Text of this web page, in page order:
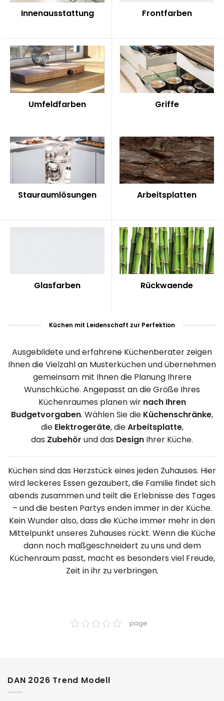
Innenausstattung Frontfarben
Umfeldfarben Griffe
Stauraumlösungen Arbeitsplatten
Glasfarben Rückwaende
Küchen mit Leidenschaft zur Perfektion
Ausgebildete und erfahrene Küchenberater zeigen
Ihnen die Vielzahl an Musterküchen und übernehmen
gemeinsam mit Ihnen die Planung Ihrere
Wunschküche. Angepasst an die Größe Ihres
Küchenraumes planen wir nach Ihren
Budgetvorgaben. Wählen Sie die Küchenschränke,
die Elektrogeräte, dieArbeitsplatte,
das Zubehör und das Design Ihrer Küche.
Küchen sind das Herzstück eines jeden Zuhauses. Hier
wird leckeres Essen gezaubert, die Familie findet sich
abends zusammen und teilt die Erlebnisse des Tages
– und die besten Partys enden immer in der Küche.
Kein Wunder also, dass die Küche immer mehr in den
Mittelpunkt unseres Zuhauses rückt. Wenn die Küche
dann noch maßgeschneidert zu uns und dem
Küchenraum passt, macht es besonders viel Freude,
Zeit in ihr zu verbringen.
page
DAN 2026 Trend Modell